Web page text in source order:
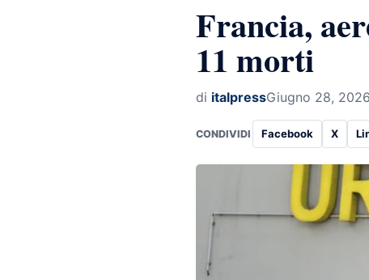
Francia,
11 morti
di italpressGiugno 28, 2026
CONDIVIDI Facebook X